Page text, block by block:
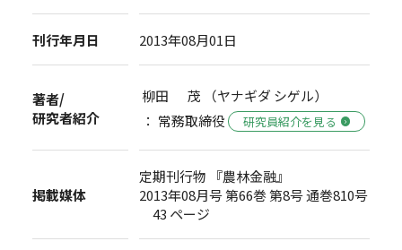
刊行年月日 2013年08月01日
著者/
研究者紹介
柳田 茂 （ヤナギダ シゲル）
： 常務取締役
研究員紹介を見る
掲載媒体
定期刊行物 『農林金融』
2013年08月号 第66巻 第8号 通巻810号
43 ページ